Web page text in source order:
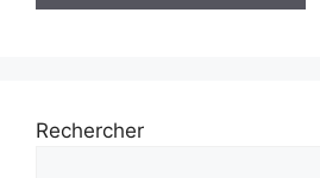
Rechercher